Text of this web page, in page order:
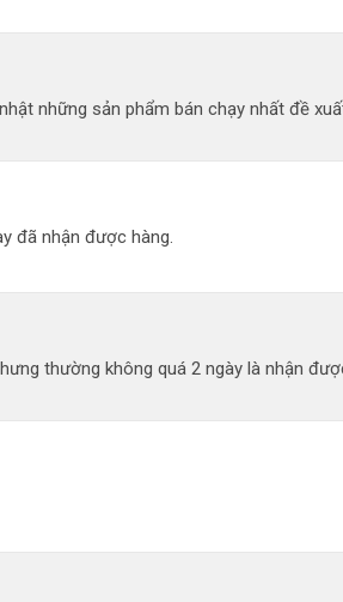
những sản phẩm bán chạy nhất đề
đã nhận được hàng.
thường không quá 2 ngày là nhận